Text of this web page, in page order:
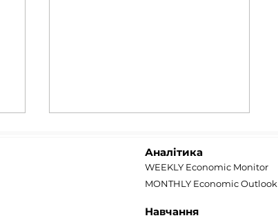
Аналітика
WEEKLY Economic Monitor
MONTHLY Economic Outlook
Навчання